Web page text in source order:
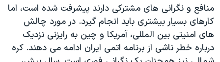
فرهنگ و زندگی
حقوق شهروندی
اقتصادی
مستندها
انتخابات ریاست جمهوری آمریکا ۲۰۲۴
حمله جمهوری اسلامی به اسرائیل
دنبال کنید
منافع و نگرانی های مشترکی دارند پیشرفت شده است، اما
کارهای بسیار بیشتری باید انجام گیرد. در مورد چالش
های امنیتی بین المللی، آمریکا و چین به رایزنی نزدیک
درباره خطر ناشی از برنامه اتمی ایران ادامه می دهند. کره